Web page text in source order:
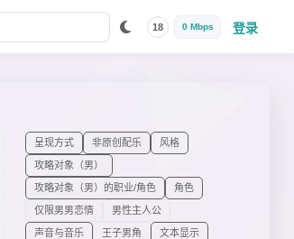
18 0 Mbps 登录
呈现方式 非原创配乐 风格
攻略对象（男）
攻略对象（男）的职业/角色 角色
仅限男男恋情 男性主人公
声音与音乐 王子男角 文本显示